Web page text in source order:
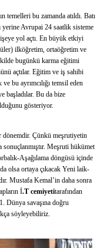
temelleri bu zamanda atıldı. Batı
yerine Avrupai 24 saatlik sisteme
yol açtı. En büyük etkiyi
ilköğretim, ortaöğretim ve
bugünkü karma eğitimi
açtılar. Eğitim ve iş sahibi
bu ayrımcılığı temsil eden
başladılar. Bu da bize
gösteriyor.
dönemdir. Çünkü meşrutiyetin
sonuçlanmıştır. Meşruti hükümet
Aşağılama döngüsü içinde
olsa ortaya çıkacak Yeni laik-
Mustafa Kemal’in daha sonra
İ.T cemiyetitarafından
Dünya savaşına doğru
söyleyebiliriz.